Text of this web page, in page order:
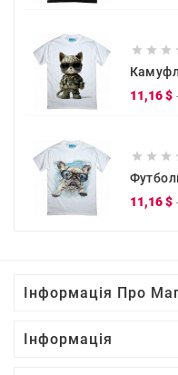
  
11,16 $
  
11,16 $
Інформація Про
Інформація